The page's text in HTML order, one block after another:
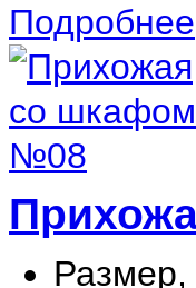
Подробнее